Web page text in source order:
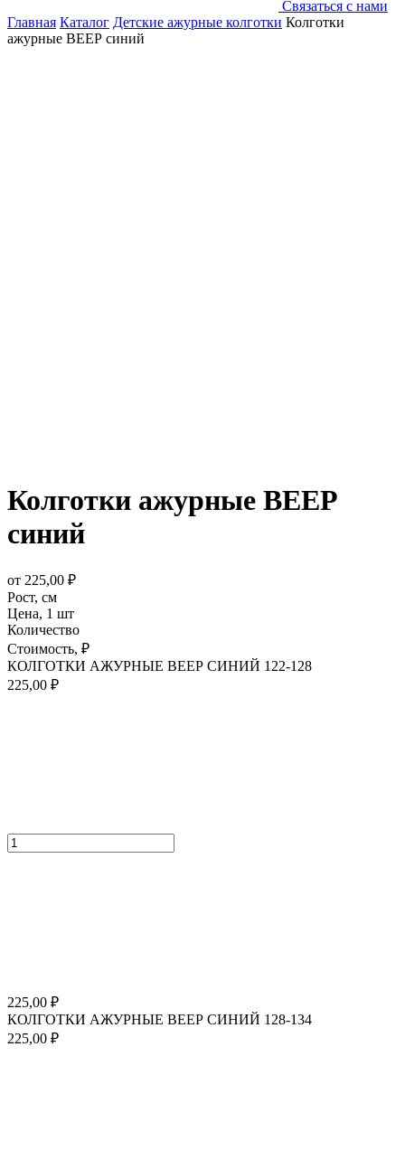
Связаться с нами
Главная Каталог Детские ажурные колготки Колготки
ажурные ВЕЕР синий
Колготки ажурные ВЕЕР
синий
от 225,00 ₽
Рост, см
Цена, 1 шт
Количество
Стоимость, ₽
КОЛГОТКИ АЖУРНЫЕ ВЕЕР СИНИЙ 122-128
225,00 ₽
225,00 ₽
КОЛГОТКИ АЖУРНЫЕ ВЕЕР СИНИЙ 128-134
225,00 ₽